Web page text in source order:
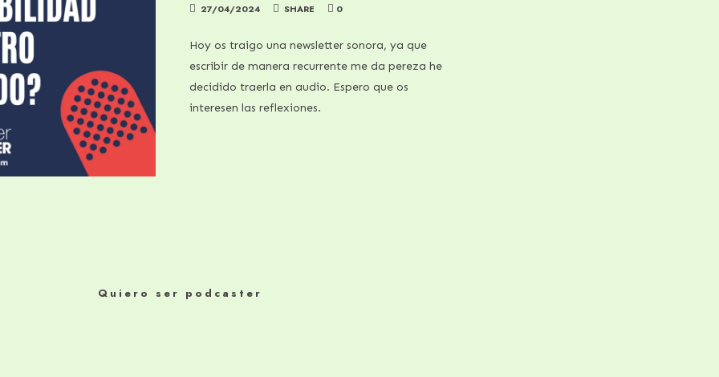
27/04/2024 SHARE 0
Hoy os traigo una newsletter sonora, ya que
escribir de manera recurrente me da pereza he
decidido traerla en audio. Espero que os
interesen las reflexiones.
Quiero ser podcaster